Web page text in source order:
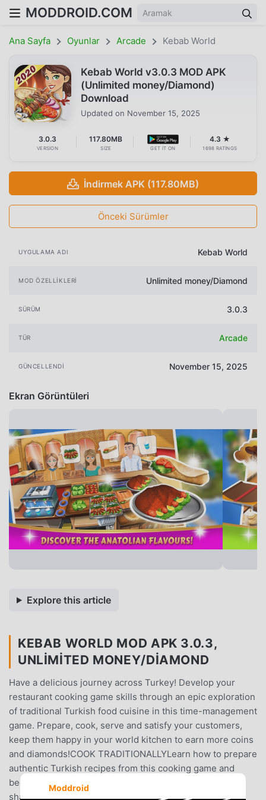
MODDROID.COM
Ana Sayfa Oyunlar Arcade Kebab World
Kebab World v3.0.3 MOD APK
(Unlimited money/Diamond)
Download
Updated on November 15, 2025
3.0.3
VERSION
117.80MB
SIZE GET IT ON
4.3 ★
1698 RATINGS
İndirmek APK (117.80MB)
Önceki Sürümler
UYGULAMA ADI Kebab World
MOD ÖZELLIKLERI Unlimited money/Diamond
SÜRÜM 3.0.3
TÜR Arcade
GÜNCELLENDI November 15, 2025
Ekran Görüntüleri
Explore this article
KEBAB WORLD MOD APK 3.0.3,
UNLIMITED MONEY/DIAMOND
Have a delicious journey across Turkey! Develop your
restaurant cooking game skills through an epic exploration
of traditional Turkish food cuisine in this time-management
game. Prepare, cook, serve and satisfy your customers,
keep them happy in your world kitchen to earn more coins
and diamonds!COOK TRADITIONALLYLearn how to prepare
authentic Turkish recipes from this cooking game and
become kitchenchef. Baklava, Shish kebab, chicken
shawarma, doner kebab, Turkish pita, macaroni and
Moddroid